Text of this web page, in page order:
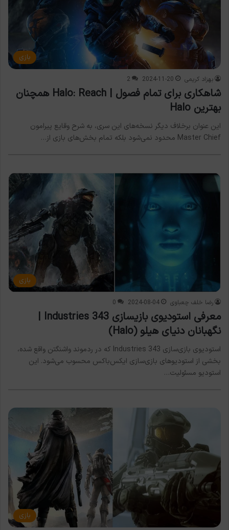
بازی
بهزاد کریمی 2024-11-20
2
شاهکاری برای تمام فصول | Halo: Reach همچنان
بهترین Halo
این عنوان برخلاف دیگر نسخه‌های این سری، به شرح وقایع پیرامون
Master Chief محدود نمی‌شود بلکه تمام بخش‌های بازی از…
بازی
رضا خلف چعباوی 2024-08-04
0
معرفی استودیوی بازیسازی 343 Industries |
نگهبانان دنیای هیلو (Halo)
استودیوی بازی‌سازی 343 Industries که در ردموند واشنگتن واقع شده،
بخشی از استودیوهای بازی‌سازی ایکس‌باکس محسوب می‌شود. این
استودیو مسئولیت…
بازی